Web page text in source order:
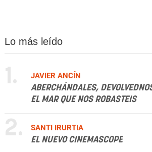
Lo más leído
1.
JAVIER ANCÍN
ABERCHÁNDALES,
EL MAR QUE NOS ROBASTEIS
2.
SANTI IRURTIA
EL NUEVO CINEMASCOPE